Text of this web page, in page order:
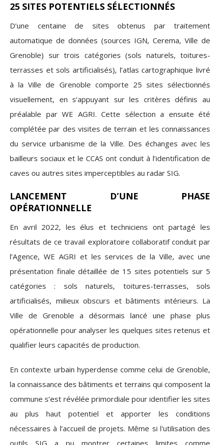
25 SITES POTENTIELS SÉLECTIONNÉS
D’une centaine de sites obtenus par traitement
automatique de données (sources IGN, Cerema, Ville de
Grenoble) sur trois catégories (sols naturels, toitures-
terrasses et sols artificialisés), l’atlas cartographique livré
à la Ville de Grenoble comporte 25 sites sélectionnés
visuellement, en s’appuyant sur les critères définis au
préalable par WE AGRI. Cette sélection a ensuite été
complétée par des visites de terrain et les connaissances
du service urbanisme de la Ville. Des échanges avec les
bailleurs sociaux et le CCAS ont conduit à l’identification de
caves ou autres sites imperceptibles au radar SIG.
LANCEMENT D’UNE PHASE
OPÉRATIONNELLE
En avril 2022, les élus et techniciens ont partagé les
résultats de ce travail exploratoire collaboratif conduit par
l’Agence, WE AGRI et les services de la Ville, avec une
présentation finale détaillée de 15 sites potentiels sur 5
catégories : sols naturels, toitures-terrasses, sols
artificialisés, milieux obscurs et bâtiments intérieurs. La
Ville de Grenoble a désormais lancé une phase plus
opérationnelle pour analyser les quelques sites retenus et
qualifier leurs capacités de production.
En contexte urbain hyperdense comme celui de Grenoble,
la connaissance des bâtiments et terrains qui composent la
commune s’est révélée primordiale pour identifier les sites
au plus haut potentiel et apporter les conditions
nécessaires à l’accueil de projets. Même si l'utilisation des
outils SIG a pu montrer certaines limites comme